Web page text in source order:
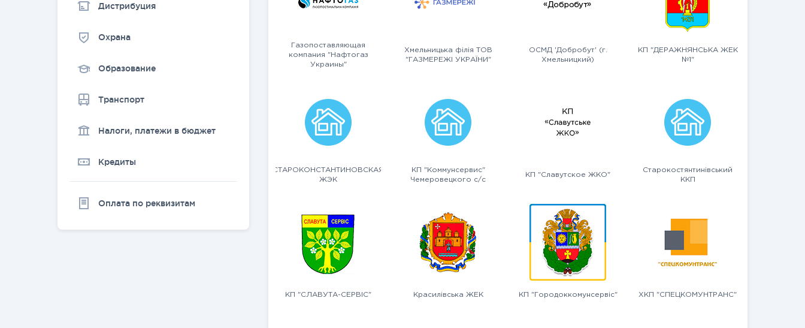
Дистрибуция
Охрана
Образование
Транспорт
Налоги, платежи в бюджет
Кредиты
Оплата по реквизитам
Газопоставляющая
компания "Нафтогаз
Украины"
Хмельницька філія ТОВ
"ГАЗМЕРЕЖІ УКРАЇНИ"
ОСМД 'Добробут' (г.
Хмельницкий)
КП "ДЕРАЖНЯНСЬКА ЖЕК
№1"
СТАРОКОНСТАНТИНОВСКАЯ
ЖЭК
КП "Коммунсервис"
Чемеровецкого с/с
КП "Славутское ЖКО"
Старокостянтинівський
ККП
КП "СЛАВУТА-СЕРВІС" Красилівська ЖЕК КП "Городоккомунсервіс" ХКП "СПЕЦКОМУНТРАНС"